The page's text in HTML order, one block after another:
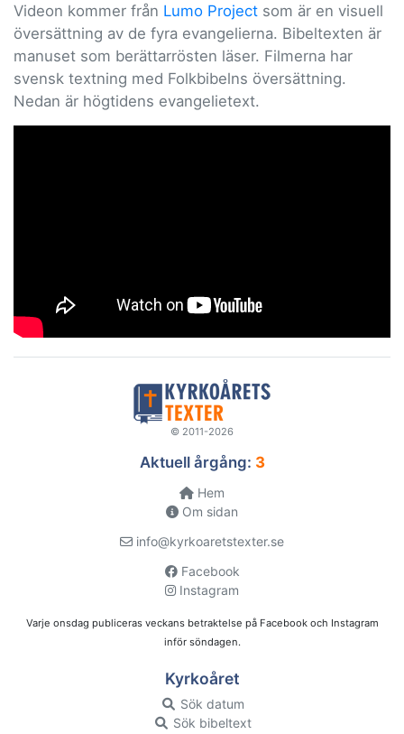
Videon kommer från Lumo Project som är en visuell
översättning av de fyra evangelierna. Bibeltexten är
manuset som berättarrösten läser. Filmerna har
svensk textning med Folkbibelns översättning.
Nedan är högtidens evangelietext.
© 2011-2026
Aktuell årgång: 3
Hem
Om sidan
info@kyrkoaretstexter.se
Facebook
Instagram
Varje onsdag publiceras veckans betraktelse på Facebook och Instagram
inför söndagen.
Kyrkoåret
Sök datum
Sök bibeltext